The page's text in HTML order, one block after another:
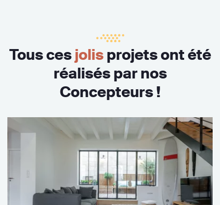
Tous cesjolisprojets ont été
réalisés par nos
Concepteurs !